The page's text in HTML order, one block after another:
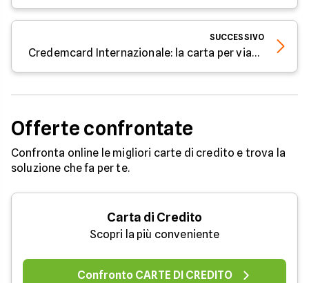
SUCCESSIVO
Credemcard Internazionale: la carta per viaggiare senza pensieri
Offerte confrontate
Confronta online le migliori carte di credito e trova la
soluzione che fa per te.
Carta di Credito
Scopri la più conveniente
Confronto CARTE DI CREDITO